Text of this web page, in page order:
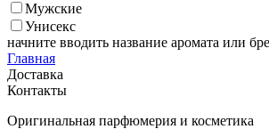
Мужские
Унисекс
начните вводить название аромата или
Главная
Доставка
Контакты
Оригинальная парфюмерия и косметика